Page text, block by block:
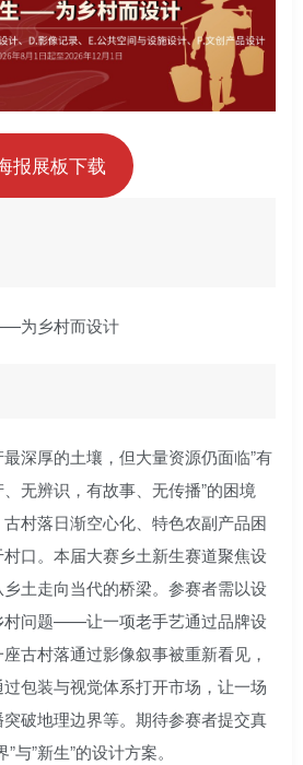
报展板下载
为乡村而设计
深厚的土壤，但大量资源仍面临”有
无辨识，有故事、无传播”的困境
村落日渐空心化、特色农副产品困
口。本届大赛乡土新生赛道聚焦设
土走向当代的桥梁。参赛者需以设
村问题——让一项老手艺通过品牌设
古村落通过影像叙事被重新看见，
包装与视觉体系打开市场，让一场
破地理边界等。期待参赛者提交真
与”新生”的设计方案。